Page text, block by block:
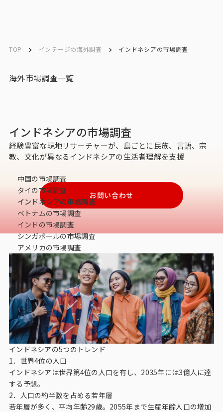
トップ
サービストップ
マーケティングリサーチ
データベース
データ解析・予測
マーケティング支援
マーケティングDX
課題から探す
市場・顧客理解に関する課題
戦略設計に関する課題
商品／サービス開発に関する課題
施策実行に関する課題
TOP インテージの海外調査 インドネシアの市場調査
海外市場調査一覧
中国の市場調査
タイの市場調査
インドネシアの市場調査
ベトナムの市場調査
インドの市場調査
シンガポールの市場調査
アメリカの市場調査
インドネシアの市場調査
経験豊富な現地リサーチャーが、島ごとに民族、言語、宗
教、文化が異なるインドネシアの生活者理解を支援
お問い合わせ
インドネシアの5つのトレンド
1．世界4位の人口
インドネシアは世界第4位の人口を有し、2035年には3億人に達
する予想。
2．人口の約半数を占める若年層
若年層が多く、平均年齢29歳。2055年まで生産年齢人口の増加